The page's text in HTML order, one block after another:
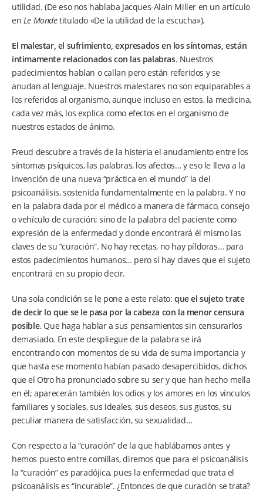
utilidad. (De eso nos hablaba Jacques-Alain Miller en un artículo
en Le Mondetitulado «De la utilidad de la escucha»).
El malestar, el sufrimiento, expresados en los síntomas, están
íntimamente relacionados con las palabras. Nuestros
padecimientos hablan o callan pero están referidos y se
anudan al lenguaje. Nuestros malestares no son equiparables a
los referidos al organismo, aunque incluso en estos, la medicina,
cada vez más, los explica como efectos en el organismo de
nuestros estados de ánimo.
Freud descubre a través de la histeria el anudamiento entre los
síntomas psíquicos, las palabras, los afectos… y eso le lleva a la
invención de una nueva “práctica en el mundo” la del
psicoanálisis, sostenida fundamentalmente en la palabra. Y no
en la palabra dada por el médico a manera de fármaco, consejo
o vehículo de curación; sino de la palabra del paciente como
expresión de la enfermedad y donde encontrará él mismo las
claves de su “curación”. No hay recetas, no hay píldoras… para
estos padecimientos humanos… pero sí hay claves que el sujeto
encontrará en su propio decir.
Una sola condición se le pone a este relato: que el sujeto trate
de decir lo que se le pasa por la cabeza con la menor censura
posible. Que haga hablar a sus pensamientos sin censurarlos
demasiado. En este despliegue de la palabra se irá
encontrando con momentos de su vida de suma importancia y
que hasta ese momento habían pasado desapercibidos, dichos
que el Otro ha pronunciado sobre su ser y que han hecho mella
en él; aparecerán también los odios y los amores en los vínculos
familiares y sociales, sus ideales, sus deseos, sus gustos, su
peculiar manera de satisfacción, su sexualidad…
Con respecto a la “curación” de la que hablábamos antes y
hemos puesto entre comillas, diremos que para el psicoanálisis
la “curación” es paradójica, pues la enfermedad que trata el
psicoanálisis es “incurable”. ¿Entonces de que curación se trata?